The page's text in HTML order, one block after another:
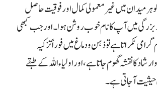
کو ہر میدان میں غیر معمولی کمال اور فوقیت حاصل
بزرگی میں آپ کا نام خوب روشن ہوا۔ اور جب کبھی
ٹکراتا ہے تو ذہن و دماغ میں فوراً تزکیہ
کا نقشہ گھوم جاتا ہے، اور اولیاء اللہ کے طبقے
آجاتی ہے۔